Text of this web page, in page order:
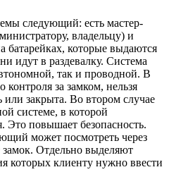
следующий: есть мастер-
владельцу) и
батарейках, которые выдаются
идут в раздевалку. Система
так и проводной. В
контроля за замком, нельзя
или закрыта. Во втором случае
системе, в которой
Это повышает безопасность.
может посмотреть через
Отдельно выделяют
которых клиенту нужно ввести